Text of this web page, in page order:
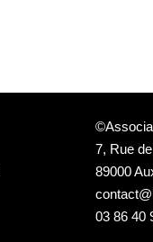
7, Rue
89000
03 86 40